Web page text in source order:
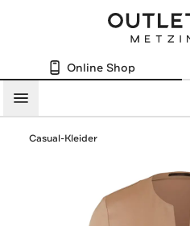
Online Shop
Menü
Casual-Kleider